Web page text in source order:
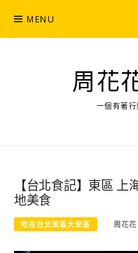
content
MENU
周花
一個有著
【台北食記】東區 上
地美食
吃在台北東區大安區 周花花